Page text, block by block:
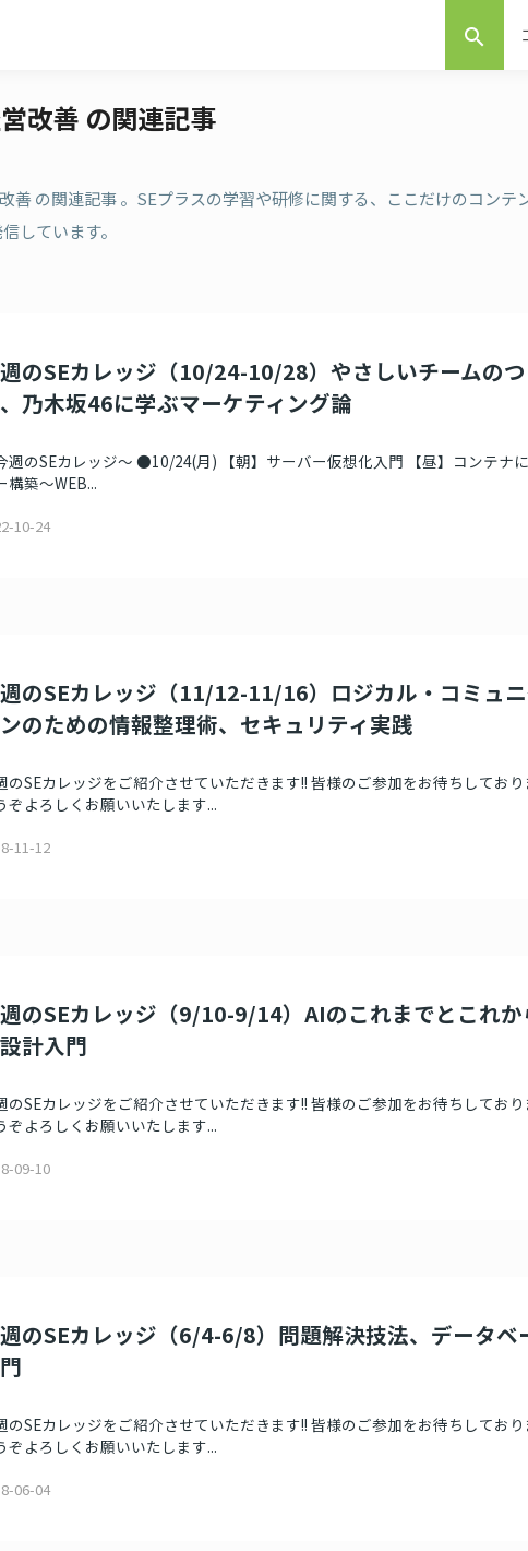
search
改善 の関連記事
善 の関連記事 。SEプラスの学習や研修に関する、ここだけのコンテ
しています。
のSEカレッジ（10/24-10/28）やさしいチームの
乃木坂46に学ぶマーケティング論
週のSEカレッジ～ ●10/24(月) 【朝】サーバー仮想化入門 【昼】コンテナ
構築～WEB...
10-24
のSEカレッジ（11/12-11/16）ロジカル・コミュ
のための情報整理術、セキュリティ実践
のSEカレッジをご紹介させていただきます!! 皆様のご参加をお待ちしており
ぞよろしくお願いいたします...
11-12
のSEカレッジ（9/10-9/14）AIのこれまでとこれ
計入門
のSEカレッジをご紹介させていただきます!! 皆様のご参加をお待ちしており
ぞよろしくお願いいたします...
09-10
のSEカレッジ（6/4-6/8）問題解決技法、データベ
のSEカレッジをご紹介させていただきます!! 皆様のご参加をお待ちしており
ぞよろしくお願いいたします...
06-04